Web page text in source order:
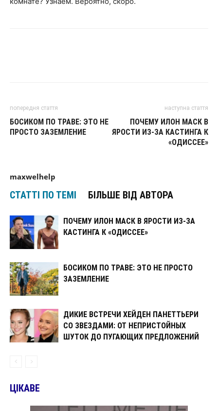
попередня стаття
БОСИКОМ ПО ТРАВЕ: ЭТО НЕ
ПРОСТО ЗАЗЕМЛЕНИЕ
наступна стаття
ПОЧЕМУ ИЛОН МАСК В
ЯРОСТИ ИЗ-ЗА КАСТИНГА К
«ОДИССЕЕ»
maxwelhelp
СТАТТІ ПО ТЕМІ БІЛЬШЕ ВІД АВТОРА
ПОЧЕМУ ИЛОН МАСК В ЯРОСТИ ИЗ-ЗА
КАСТИНГА К «ОДИССЕЕ»
БОСИКОМ ПО ТРАВЕ: ЭТО НЕ ПРОСТО
ЗАЗЕМЛЕНИЕ
ДИКИЕ ВСТРЕЧИ ХЕЙДЕН ПАНЕТТЬЕРИ
СО ЗВЕЗДАМИ: ОТ НЕПРИСТОЙНЫХ
ШУТОК ДО ПУГАЮЩИХ ПРЕДЛОЖЕНИЙ
ЦІКАВЕ